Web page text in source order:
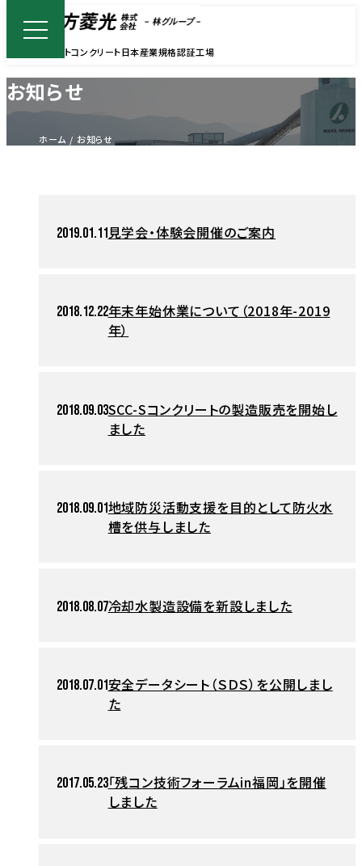
レディーミクストコンクリート日本産業規格認証工場
お知らせ
ホーム お知らせ
2019.01.11見学会・体験会開催のご案内
2018.12.22年末年始休業について（2018年-2019
年）
2018.09.03SCC-Sコンクリートの製造販売を開始し
ました
2018.09.01地域防災活動支援を目的として防火水
槽を供与しました
2018.08.07冷却水製造設備を新設しました
2018.07.01安全データシート（ＳＤＳ）を公開しまし
た
2017.05.23「残コン技術フォーラムin福岡」を開催
しました